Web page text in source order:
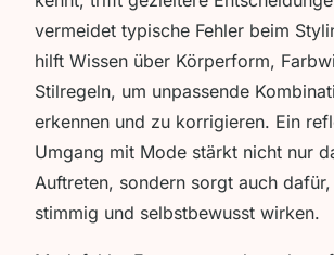
vermeidet typische Fehler beim
hilft Wissen über Körperform,
Stilregeln, um unpassende
erkennen und zu korrigieren. Ein
Umgang mit Mode stärkt nicht nur
Auftreten, sondern sorgt auch
stimmig und selbstbewusst wirken.